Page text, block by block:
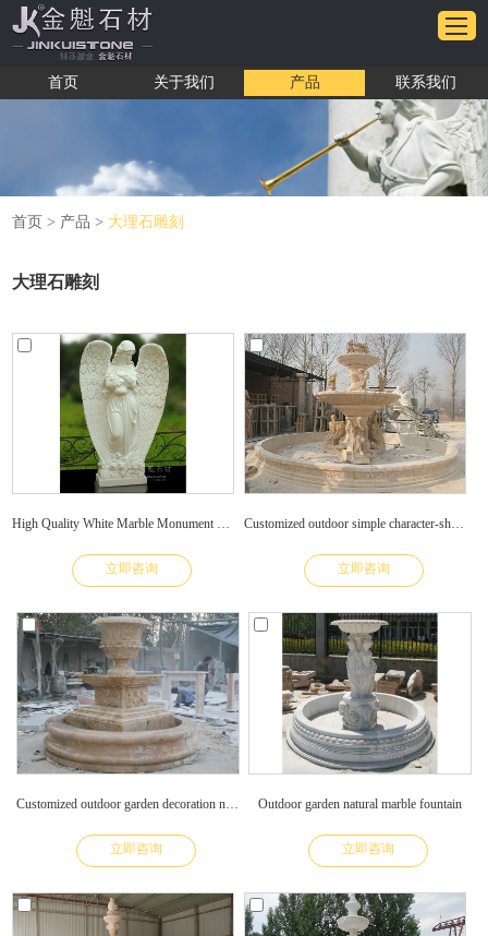
首页 关于我们 产品 联系我们
首页 > 产品 > 大理石雕刻
大理石雕刻
High Quality White Marble Monument with Angel Statue Carved Headstone
立即咨询
Customized outdoor simple character-shaped fountain
立即咨询
立即咨询
Outdoor garden natural marble fountain
立即咨询